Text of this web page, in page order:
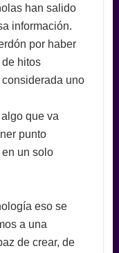
han salido
información.
por haber
hitos
uno
que va
punto
un solo
eso se
a una
de crear, de